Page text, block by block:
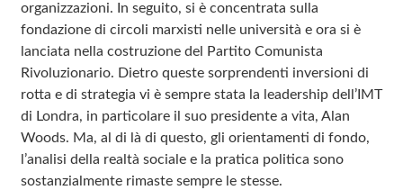
organizzazioni. In seguito, si è concentrata sulla
fondazione di circoli marxisti nelle università e ora si è
lanciata nella costruzione del Partito Comunista
Rivoluzionario. Dietro queste sorprendenti inversioni di
rotta e di strategia vi è sempre stata la leadership dell’IMT
di Londra, in particolare il suo presidente a vita, Alan
Woods. Ma, al di là di questo, gli orientamenti di fondo,
l’analisi della realtà sociale e la pratica politica sono
sostanzialmente rimaste sempre le stesse.